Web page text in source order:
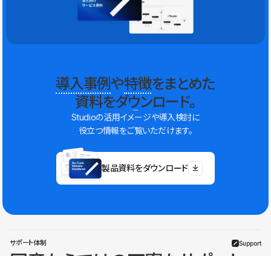
導入事例や特徴をまとめた
資料をダウンロード。
Studioの活用イメージや導入検討に
役立つ情報をご覧いただけます。
製品資料をダウンロード
サポート体制 Support